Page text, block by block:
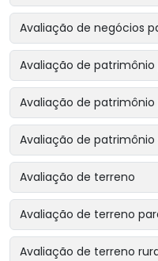
Avaliação de negócios
Avaliação de
Avaliação de
Avaliação de
Avaliação de terreno
Avaliação de terreno
Avaliação de terreno